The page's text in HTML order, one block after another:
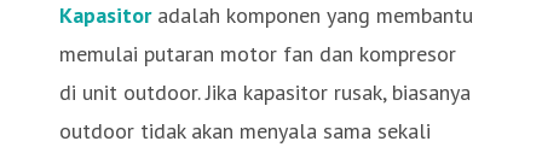
Kapasitoradalah komponen yang membantu
memulai putaran motor fan dan kompresor
di unit outdoor. Jika kapasitor rusak, biasanya
outdoor tidak akan menyala sama sekali